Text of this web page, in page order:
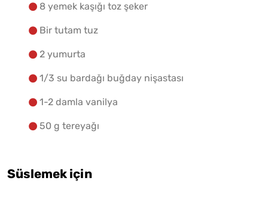
8 yemek kaşığı toz şeker
Bir tutam tuz
2 yumurta
1/3 su bardağı buğday nişastası
1-2 damla vanilya
50 g tereyağı
Süslemek için